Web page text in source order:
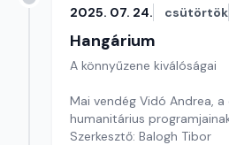
2025. 07. 24. csütörtök
Hangárium
A könnyűzene kiválóságai
Mai vendég Vidó Andrea, a
humanitárius
Szerkesztő: Balogh Tibor